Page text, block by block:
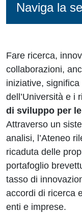
Fare ricerca,
collaborazioni,
iniziative,
dell’Università e i
di sviluppo per
Attraverso un
analisi, l’Ateneo
ricaduta delle
portafoglio
tasso di
accordi di ricerca
enti e imprese.
Naviga la